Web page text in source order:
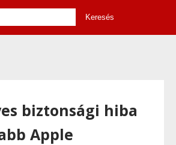
biztonsági hiba
Apple